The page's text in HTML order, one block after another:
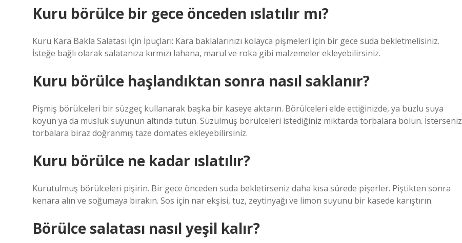
Kuru börülce bir gece önceden ıslatılır mı?
Kuru Kara Bakla Salatası İçin İpuçları: Kara baklalarınızı kolayca pişmeleri için bir gece suda bekletmelisiniz.
İsteğe bağlı olarak salatanıza kırmızı lahana, marul ve roka gibi malzemeler ekleyebilirsiniz.
Kuru börülce haşlandıktan sonra nasıl saklanır?
Pişmiş börülceleri bir süzgeç kullanarak başka bir kaseye aktarın. Börülceleri elde ettiğinizde, ya buzlu suya
koyun ya da musluk suyunun altında tutun. Süzülmüş börülceleri istediğiniz miktarda torbalara bölün. İsterseniz
torbalara biraz doğranmış taze domates ekleyebilirsiniz.
Kuru börülce ne kadar ıslatılır?
Kurutulmuş börülceleri pişirin. Bir gece önceden suda bekletirseniz daha kısa sürede pişerler. Piştikten sonra
kenara alın ve soğumaya bırakın. Sos için nar ekşisi, tuz, zeytinyağı ve limon suyunu bir kasede karıştırın.
Börülce salatası nasıl yeşil kalır?